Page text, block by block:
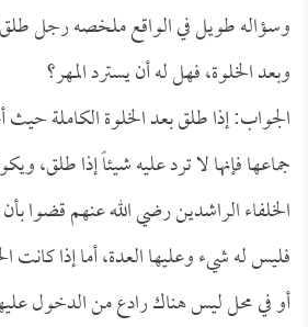
وسؤاله طويل في الواقع ملخصه رجل
وبعد الخلوة، فهل له أن يسترد المهر؟
الجواب: إذا طلق بعد الخلوة الكاملة
جماعها فإنها لا ترد عليه شيئاً إذا طلق،
الخلفاء الراشدين رضي الله عنهم قضوا
فليس له شيء وعليها العدة، أما إذا
أو في محل ليس هناك رادع من الدخول